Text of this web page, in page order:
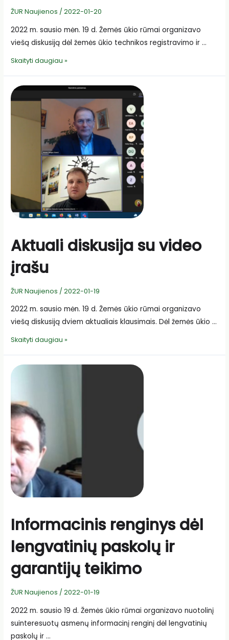
ŽUR Naujienos /2022-01-20
2022 m. sausio mėn. 19 d. Žemės ūkio rūmai organizavo
viešą diskusiją dėl žemės ūkio technikos registravimo ir …
ŽŪR
diskusija
dėl
ūkio
technikos
registravimo
pakeitimų
Skaityti daugiau »
Aktuali diskusija su video
įrašu
ŽUR Naujienos /2022-01-19
2022 m. sausio mėn. 19 d. Žemės ūkio rūmai organizavo
viešą diskusiją dviem aktualiais klausimais. Dėl žemės ūkio …
Aktuali
video
Skaityti daugiau »
Informacinis renginys dėl
lengvatinių paskolų ir
garantijų teikimo
ŽUR Naujienos /2022-01-19
2022 m. sausio 19 d. Žemės ūkio rūmai organizavo nuotolinį
suinteresuotų asmenų informacinį renginį dėl lengvatinių
paskolų ir …